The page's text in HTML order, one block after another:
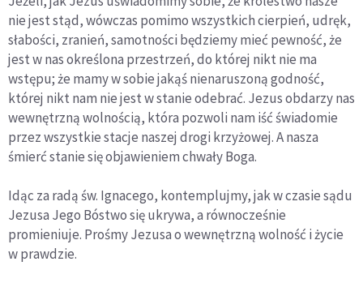
nie jest stąd, wówczas pomimo wszystkich cierpień, udręk,
słabości, zranień, samotności będziemy mieć pewność, że
jest w nas określona przestrzeń, do której nikt nie ma
wstępu; że mamy w sobie jakąś nienaruszoną godność,
której nikt nam nie jest w stanie odebrać. Jezus obdarzy nas
wewnętrzną wolnością, która pozwoli nam iść świadomie
przez wszystkie stacje naszej drogi krzyżowej. A nasza
śmierć stanie się objawieniem chwały Boga.
Idąc za radą św. Ignacego, kontemplujmy, jak w czasie sądu
Jezusa Jego Bóstwo się ukrywa, a równocześnie
promieniuje. Prośmy Jezusa o wewnętrzną wolność i życie
w prawdzie.